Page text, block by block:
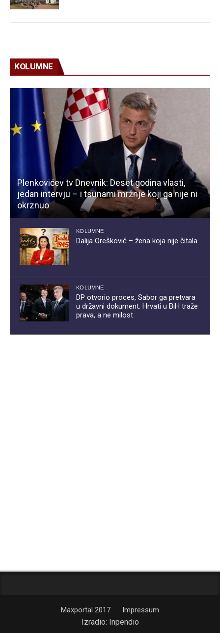
KOLUMNE
Plenkovićev tv Dnevnik: Deset godina vlasti,
jedan intervju – i tsunami mržnje koji ga nije ni
okrznuo
KOLUMNE
Dalija Orešković – žena koja nije čitala
KOLUMNE
DP otvorio proces, Sabor ga pretvara
u državni dokument: Hrvati u BiH traže
prava, a ne milost
Maxportal 2017 Impressum
Izradio: Inpendio